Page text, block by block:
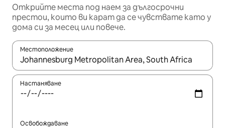
Открийте места под наем за дългосрочни
престои, които ви карат да се чувствате като у
дома си за месец или повече.
Местоположение
Когато резултатите се покажат, използвайте
Настаняване
Освобождаване